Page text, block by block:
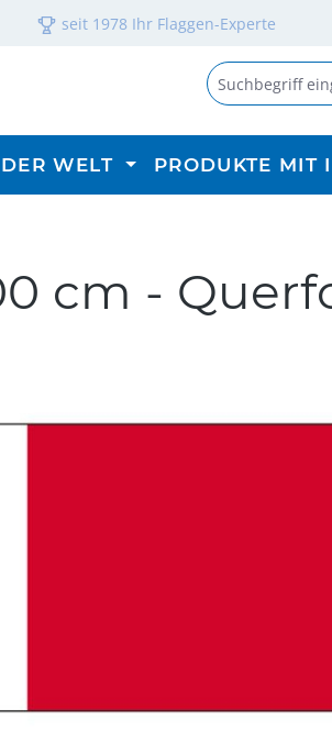
seit 1978 Ihr Flaggen-Experte
WELT PRODUKTE MIT
cm -